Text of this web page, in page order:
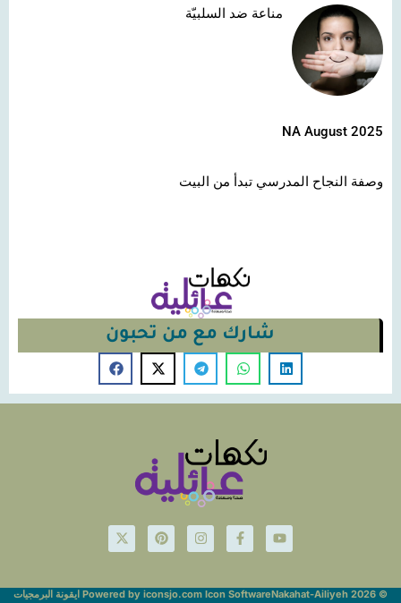
مناعة ضد السلبيّة
NA August 2025
وصفة النجاح المدرسي تبدأ من البيت
شارك مع من تحبون
© Nakahat-Ailiyeh 2026 Powered by iconsjo.com Icon Software ايقونة البرمجيات